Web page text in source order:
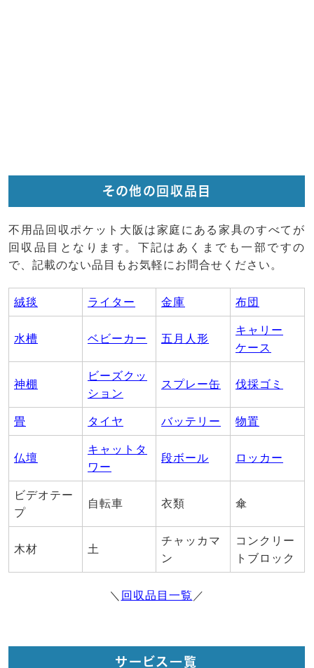
その他の回収品目
不用品回収ポケット大阪は家庭にある家具のすべてが
回収品目となります。下記はあくまでも一部ですの
で、記載のない品目もお気軽にお問合せください。
絨毯 ライター 金庫 布団
水槽 ベビーカー 五月人形
キャリー
ケース
神棚
ビーズクッ
ション
スプレー缶 伐採ゴミ
畳 タイヤ バッテリー 物置
仏壇
キャットタ
ワー
段ボール ロッカー
ビデオテー
プ
自転車 衣類 傘
木材 土
チャッカマ
ン
コンクリー
トブロック
＼ 回収品目一覧 ／
サービス一覧